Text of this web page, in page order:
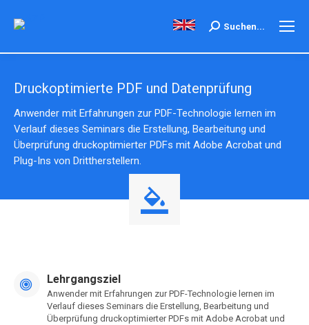
Search:
Suchen...
Druckoptimierte PDF und Datenprüfung
Anwender mit Erfahrungen zur PDF-Technologie lernen im
Verlauf dieses Seminars die Erstellung, Bearbeitung und
Überprüfung druckoptimierter PDFs mit Adobe Acrobat und
Plug-Ins von Drittherstellern.
Lehrgangsziel
Anwender mit Erfahrungen zur PDF-Technologie lernen im
Verlauf dieses Seminars die Erstellung, Bearbeitung und
Überprüfung druckoptimierter PDFs mit Adobe Acrobat und